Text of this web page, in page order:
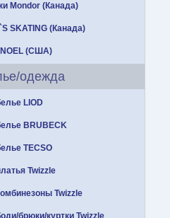
Mondor (Канада)
SKATING (Канада)
(США)
одежда
LIOD
BRUBECK
TECSO
Twizzle
Twizzle
брюки/куртки Twizzle